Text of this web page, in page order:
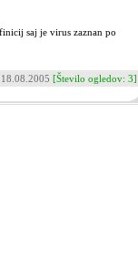
saj je virus zaznan po
18.08.2005 [Število ogledov: 3]